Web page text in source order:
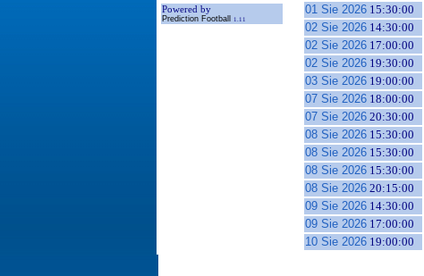
Powered by
Prediction Football 1.11
01 Sie 2026 15:30:00
02 Sie 2026 14:30:00
02 Sie 2026 17:00:00
02 Sie 2026 19:30:00
03 Sie 2026 19:00:00
07 Sie 2026 18:00:00
07 Sie 2026 20:30:00
08 Sie 2026 15:30:00
08 Sie 2026 15:30:00
08 Sie 2026 15:30:00
08 Sie 2026 20:15:00
09 Sie 2026 14:30:00
09 Sie 2026 17:00:00
10 Sie 2026 19:00:00